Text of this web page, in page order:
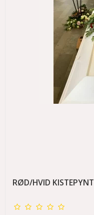
RØD/HVID KISTEPYNT